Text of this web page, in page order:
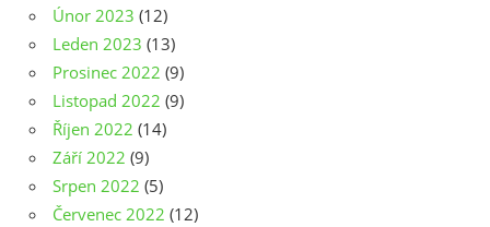
Únor 2023 (12)
Leden 2023 (13)
Prosinec 2022 (9)
Listopad 2022 (9)
Říjen 2022 (14)
Září 2022 (9)
Srpen 2022 (5)
Červenec 2022 (12)